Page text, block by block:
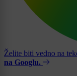
Želite biti vedno na
na Googlu.